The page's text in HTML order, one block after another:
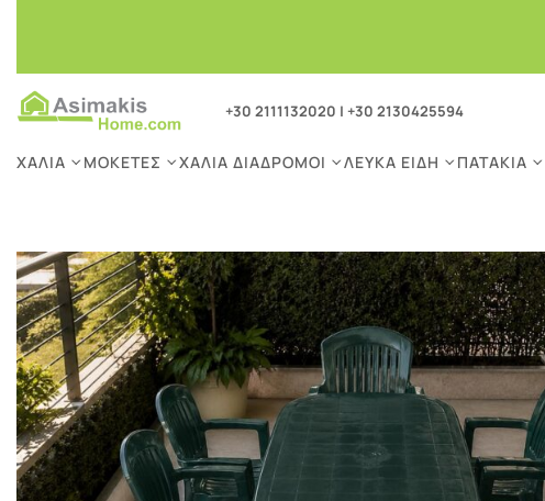
+30 2111132020 | +30 2130425594
ΧΑΛΙΆ ΜΟΚΈΤΕΣ ΧΑΛΙΆ ΔΙΆΔΡΟΜΟΙ ΛΕΥΚΆ ΕΊΔΗ ΠΑΤΆΚΙΑ